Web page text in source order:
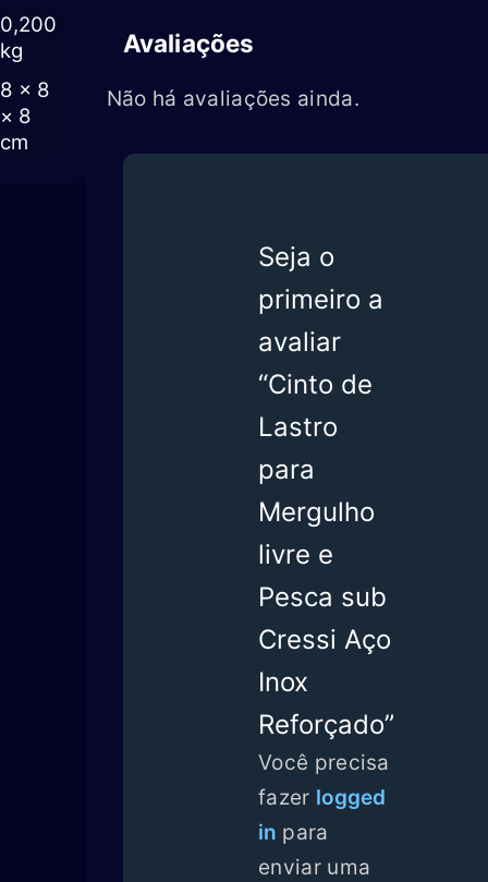
0,200
kg
8 × 8
× 8
cm
Avaliações
Não há avaliações ainda.
Seja o
primeiro a
avaliar
“Cinto de
Lastro
para
Mergulho
livre e
Pesca sub
Cressi Aço
Inox
Reforçado”
Você precisa
fazer logged
in para
enviar uma